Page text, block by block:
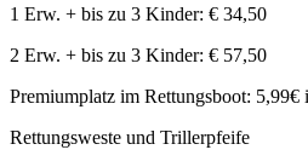
1 Erw. + bis zu 3 Kinder: € 34,50
2 Erw. + bis zu 3 Kinder: € 57,50
Premiumplatz im Rettungsboot: 5,99€
Rettungsweste und Trillerpfeife